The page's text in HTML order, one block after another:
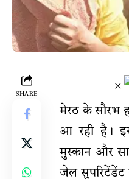
SHARE
×
मेरठ के सौरभ
आ रही है।
मुस्कान और
जेल सुपरिटेंडेंट